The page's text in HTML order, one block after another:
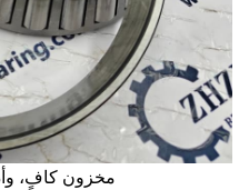
مخزون كافٍ،